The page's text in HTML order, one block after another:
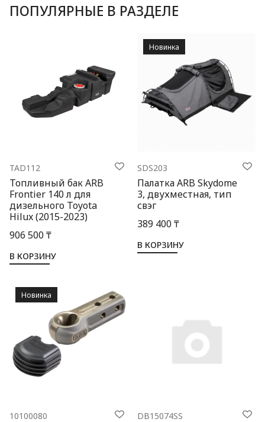
ПОПУЛЯРНЫЕ В РАЗДЕЛЕ
TAD112
Топливный бак ARB
Frontier 140 л для
дизельного Toyota
Hilux (2015-2023)
906 500 ₸
В КОРЗИНУ
SDS203
Палатка ARB Skydome
3, двухместная, тип
свэг
389 400 ₸
В КОРЗИНУ
Новинка
10100080
Новинка
DB15074SS